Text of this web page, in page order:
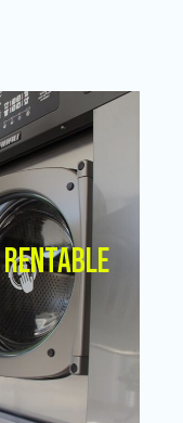
RENTABLE